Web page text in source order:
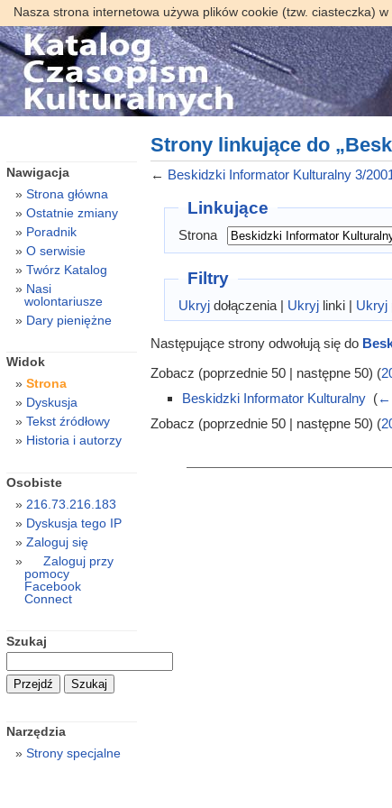
Nasza strona internetowa używa plików cookie (tzw. ciasteczka)
Strony linkujące do
← Beskidzki Informator Kulturalny 3/
Linkujące
Strona
Filtry
Ukryj dołączenia | Ukryj linki | Ukryj
Następujące strony odwołują się do
Zobacz (poprzednie 50 | następne 50) (
Beskidzki Informator Kulturalny‎ (←
Zobacz (poprzednie 50 | następne 50) (
Nawigacja
Strona główna
Ostatnie zmiany
Poradnik
O serwisie
Twórz Katalog
Nasi
wolontariusze
Dary pieniężne
Widok
Strona
Dyskusja
Tekst źródłowy
Historia i autorzy
Osobiste
216.73.216.183
Dyskusja tego IP
Zaloguj się
Zaloguj przy
pomocy
Facebook
Connect
Szukaj
Narzędzia
Strony specjalne